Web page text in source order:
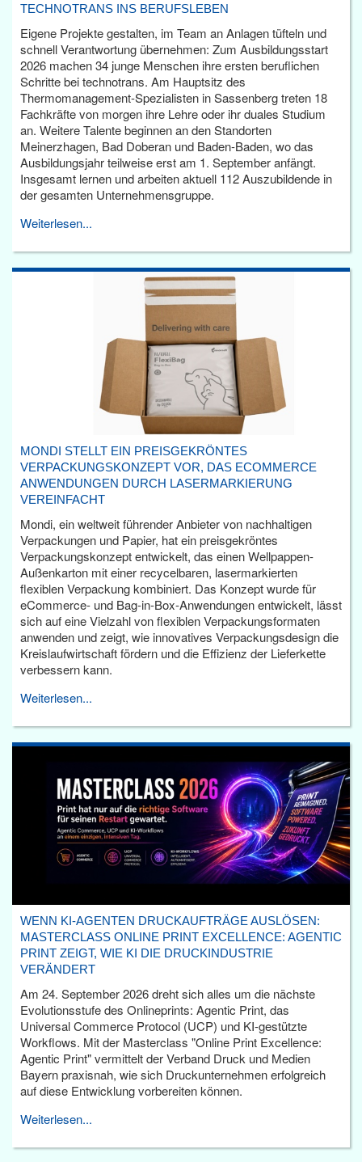
TECHNOTRANS INS BERUFSLEBEN
Eigene Projekte gestalten, im Team an Anlagen tüfteln und
schnell Verantwortung übernehmen: Zum Ausbildungsstart
2026 machen 34 junge Menschen ihre ersten beruflichen
Schritte bei technotrans. Am Hauptsitz des
Thermomanagement-Spezialisten in Sassenberg treten 18
Fachkräfte von morgen ihre Lehre oder ihr duales Studium
an. Weitere Talente beginnen an den Standorten
Meinerzhagen, Bad Doberan und Baden-Baden, wo das
Ausbildungsjahr teilweise erst am 1. September anfängt.
Insgesamt lernen und arbeiten aktuell 112 Auszubildende in
der gesamten Unternehmensgruppe.
Weiterlesen...
MONDI STELLT EIN PREISGEKRÖNTES
VERPACKUNGSKONZEPT VOR, DAS ECOMMERCE
ANWENDUNGEN DURCH LASERMARKIERUNG
VEREINFACHT
Mondi, ein weltweit führender Anbieter von nachhaltigen
Verpackungen und Papier, hat ein preisgekröntes
Verpackungskonzept entwickelt, das einen Wellpappen-
Außenkarton mit einer recycelbaren, lasermarkierten
flexiblen Verpackung kombiniert. Das Konzept wurde für
eCommerce- und Bag-in-Box-Anwendungen entwickelt, lässt
sich auf eine Vielzahl von flexiblen Verpackungsformaten
anwenden und zeigt, wie innovatives Verpackungsdesign die
Kreislaufwirtschaft fördern und die Effizienz der Lieferkette
verbessern kann.
Weiterlesen...
WENN KI-AGENTEN DRUCKAUFTRÄGE AUSLÖSEN:
MASTERCLASS ONLINE PRINT EXCELLENCE: AGENTIC
PRINT ZEIGT, WIE KI DIE DRUCKINDUSTRIE
VERÄNDERT
Am 24. September 2026 dreht sich alles um die nächste
Evolutionsstufe des Onlineprints: Agentic Print, das
Universal Commerce Protocol (UCP) und KI-gestützte
Workflows. Mit der Masterclass "Online Print Excellence:
Agentic Print" vermittelt der Verband Druck und Medien
Bayern praxisnah, wie sich Druckunternehmen erfolgreich
auf diese Entwicklung vorbereiten können.
Weiterlesen...